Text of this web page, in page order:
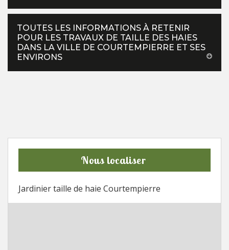
TOUTES LES INFORMATIONS À RETENIR
POUR LES TRAVAUX DE TAILLE DES HAIES
DANS LA VILLE DE COURTEMPIERRE ET SES
ENVIRONS
Nous localiser
Jardinier taille de haie Courtempierre